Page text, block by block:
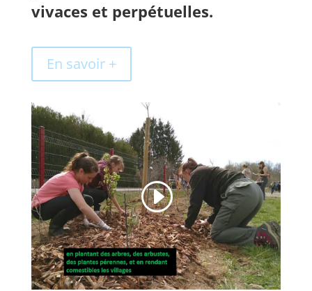
vivaces et perpétuelles.
En savoir +